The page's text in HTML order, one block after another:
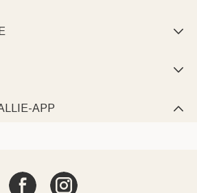


APP 